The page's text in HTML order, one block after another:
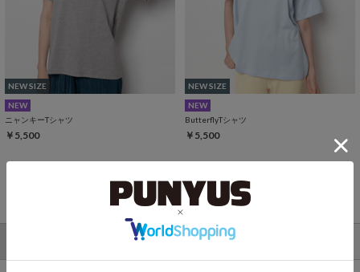
NEW SIZE
NEW
ニャンキーTシャツ
￥5,500
NEW SIZE
NEW
ButterflyTシャツ
￥5,500
検索結果
トップス